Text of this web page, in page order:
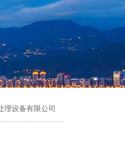
理设备有限公司